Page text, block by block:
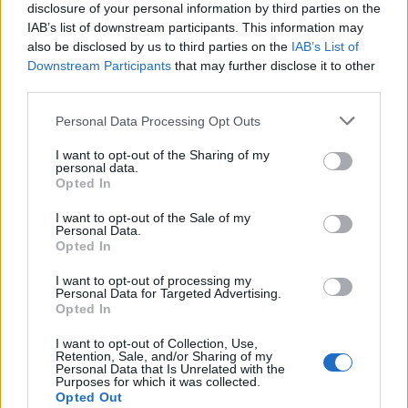
disclosure of your personal information by third parties on the
IAB’s list of downstream participants. This information may
also be disclosed by us to third parties on the IAB’s List of
Downstream Participants that may further disclose it to other
Personal Data Processing Opt Outs
I want to opt-out of the Sharing of my
personal data.
Opted In
I want to opt-out of the Sale of my
Personal Data.
Opted In
I want to opt-out of processing my
Personal Data for Targeted Advertising.
Opted In
I want to opt-out of Collection, Use,
Retention, Sale, and/or Sharing of my
Personal Data that Is Unrelated with the
Purposes for which it was collected.
Opted Out
Riepilogo stagione
Entrato
0 - 0
Scarica riepilogo
stagionale
Scarica